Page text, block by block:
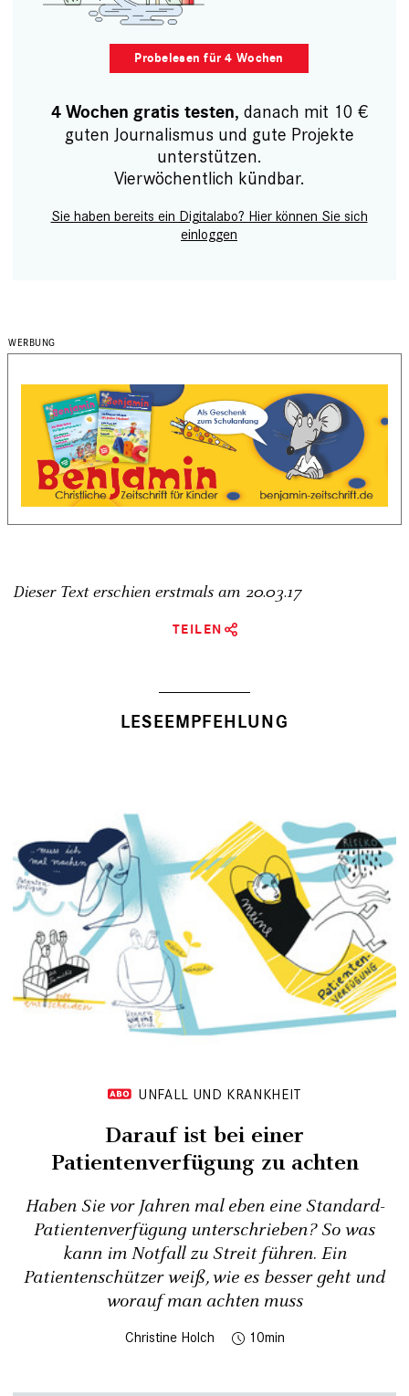
Probelesen für 4 Wochen
4 Wochen gratis testen, danach mit 10 €
guten Journalismus und gute Projekte
unterstützen.
Vierwöchentlich kündbar.
Sie haben bereits ein Digitalabo? Hier können Sie sich
einloggen
Dieser Text erschien erstmals am 20.03.17
TEILEN
LESEEMPFEHLUNG
UNFALL UND KRANKHEIT
Darauf ist bei einer
Patientenverfügung zu achten
Haben Sie vor Jahren mal eben eine Standard-
Patientenverfügung unterschrieben? So was
kann im Notfall zu Streit führen. Ein
Patientenschützer weiß, wie es besser geht und
worauf man achten muss
Christine Holch 10